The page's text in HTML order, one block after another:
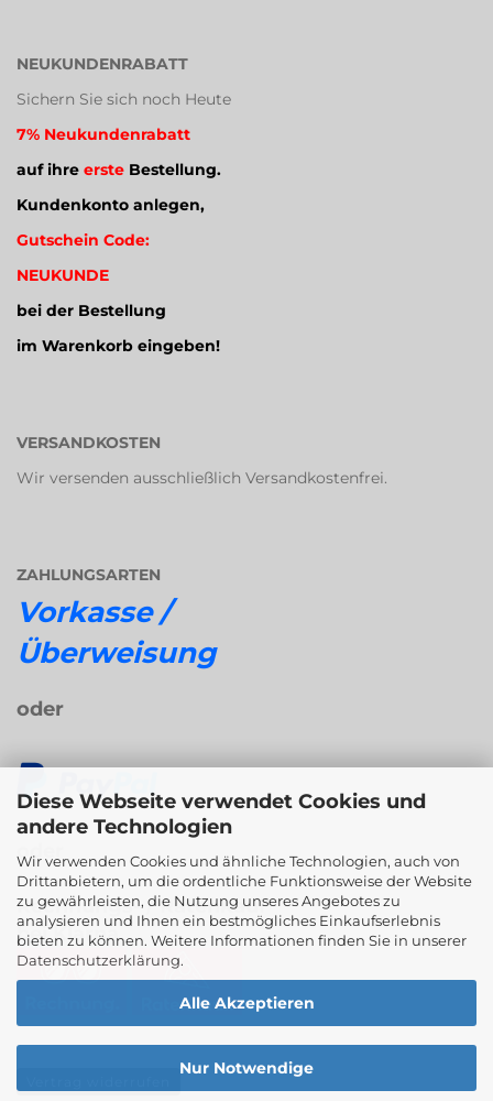
Diese Webseite verwendet Cookies und
andere Technologien
Wir verwenden Cookies und ähnliche Technologien, auch von
Drittanbietern, um die ordentliche Funktionsweise der Website
zu gewährleisten, die Nutzung unseres Angebotes zu
analysieren und Ihnen ein bestmögliches Einkaufserlebnis
bieten zu können. Weitere Informationen finden Sie in unserer
Datenschutzerklärung.
Alle Akzeptieren
Nur Notwendige
NEUKUNDENRABATT
Sichern Sie sich noch Heute
7% Neukundenrabatt
auf ihre erste Bestellung.
Kundenkonto anlegen,
Gutschein Code:
NEUKUNDE
bei der Bestellung
im Warenkorb eingeben!
VERSANDKOSTEN
Wir versenden ausschließlich Versandkostenfrei.
ZAHLUNGSARTEN
Vorkasse /
Überweisung
oder
oder
Rechnungs- / Ratenkauf
bei Klarna